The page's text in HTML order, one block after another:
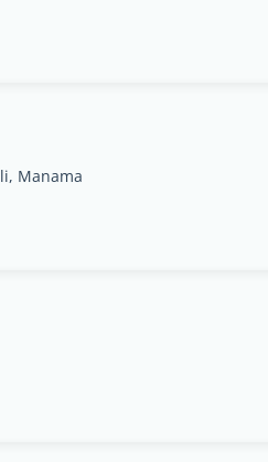
Manama